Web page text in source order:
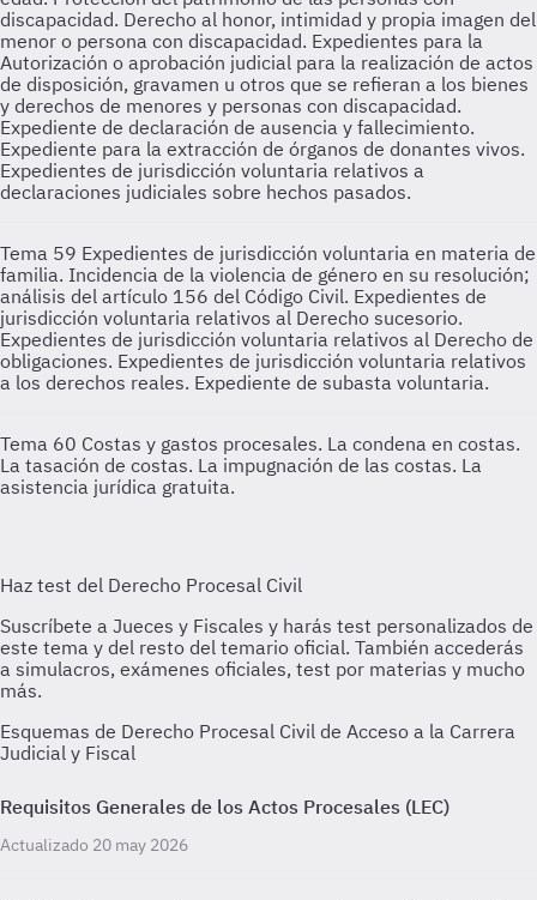
discapacidad. Derecho al honor, intimidad y propia imagen del
menor o persona con discapacidad. Expedientes para la
Autorización o aprobación judicial para la realización de actos
de disposición, gravamen u otros que se refieran a los bienes
y derechos de menores y personas con discapacidad.
Expediente de declaración de ausencia y fallecimiento.
Expediente para la extracción de órganos de donantes vivos.
Expedientes de jurisdicción voluntaria relativos a
declaraciones judiciales sobre hechos pasados.
Tema 59 Expedientes de jurisdicción voluntaria en materia de
familia. Incidencia de la violencia de género en su resolución;
análisis del artículo 156 del Código Civil. Expedientes de
jurisdicción voluntaria relativos al Derecho sucesorio.
Expedientes de jurisdicción voluntaria relativos al Derecho de
obligaciones. Expedientes de jurisdicción voluntaria relativos
a los derechos reales. Expediente de subasta voluntaria.
Tema 60 Costas y gastos procesales. La condena en costas.
La tasación de costas. La impugnación de las costas. La
asistencia jurídica gratuita.
Esquemas de Derecho Procesal Civil de Acceso a la Carrera
Judicial y Fiscal
Requisitos Generales de los Actos Procesales (LEC)
Actualizado 20 may 2026